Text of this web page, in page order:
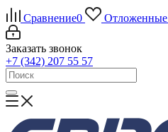
Сравнение0 Отложенные
Заказать звонок
+7 (342) 207 55 57